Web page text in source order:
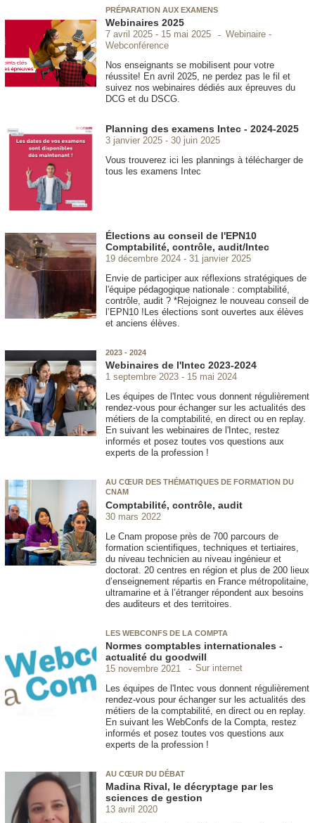
PRÉPARATION AUX EXAMENS
Webinaires 2025
7 avril 2025 15 mai 2025
Webinaire -
Webconférence
Nos enseignants se mobilisent pour votre
réussite! En avril 2025, ne perdez pas le fil et
suivez nos webinaires dédiés aux épreuves du
DCG et du DSCG.
Planning des examens Intec - 2024-2025
3 janvier 2025
30 juin 2025
Vous trouverez ici les plannings à télécharger de
tous les examens Intec
Élections au conseil de l'EPN10
Comptabilité, contrôle, audit/Intec
19 décembre 2024
31 janvier 2025
Envie de participer aux réflexions stratégiques de
l'équipe pédagogique nationale : comptabilité,
contrôle, audit ? *Rejoignez le nouveau conseil de
l’EPN10 !Les élections sont ouvertes aux élèves
et anciens élèves.
2023 - 2024
Webinaires de l'Intec 2023-2024
1 septembre 2023
15 mai 2024
Les équipes de l'Intec vous donnent régulièrement
rendez-vous pour échanger sur les actualités des
métiers de la comptabilité, en direct ou en replay.
En suivant les webinaires de l'Intec, restez
informés et posez toutes vos questions aux
experts de la profession !
AU CŒUR DES THÉMATIQUES DE FORMATION DU
CNAM
Comptabilité, contrôle, audit
30 mars 2022
Le Cnam propose près de 700 parcours de
formation scientifiques, techniques et tertiaires,
du niveau technicien au niveau ingénieur et
doctorat. 20 centres en région et plus de 200 lieux
d’enseignement répartis en France métropolitaine,
ultramarine et à l’étranger répondent aux besoins
des auditeurs et des territoires.
LES WEBCONFS DE LA COMPTA
Normes comptables internationales -
actualité du goodwill
15 novembre 2021
Sur internet
Les équipes de l'Intec vous donnent régulièrement
rendez-vous pour échanger sur les actualités des
métiers de la comptabilité, en direct ou en replay.
En suivant les WebConfs de la Compta, restez
informés et posez toutes vos questions aux
experts de la profession !
AU CŒUR DU DÉBAT
Madina Rival, le décryptage par les
sciences de gestion
13 avril 2020